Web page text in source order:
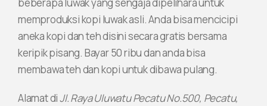
memproduksi kopi luwak asli. Anda bisa mencicipi
aneka kopi dan teh disini secara gratis bersama
keripik pisang. Bayar 50 ribu dan anda bisa
membawa teh dan kopi untuk dibawa pulang.
Alamat diJl. Raya Uluwatu Pecatu No.500, Pecatu,